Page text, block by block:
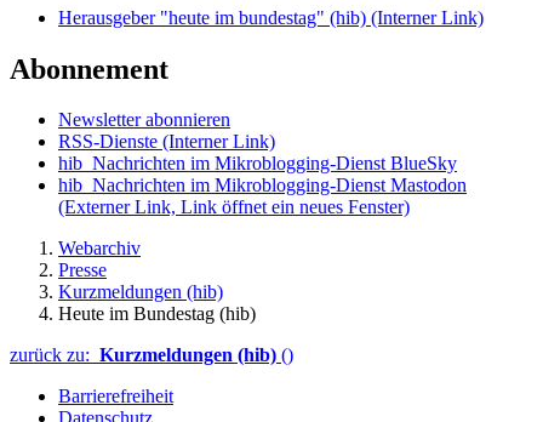
Herausgeber "heute im bundestag" (hib) (Interner Link)
Abonnement
Newsletter abonnieren
RSS-Dienste (Interner Link)
hib_Nachrichten im Mikroblogging-Dienst BlueSky
hib_Nachrichten im Mikroblogging-Dienst Mastodon
(Externer Link, Link öffnet ein neues Fenster)
Webarchiv
Presse
Kurzmeldungen (hib)
Heute im Bundestag (hib)
zurück zu: Kurzmeldungen (hib) ()
Barrierefreiheit